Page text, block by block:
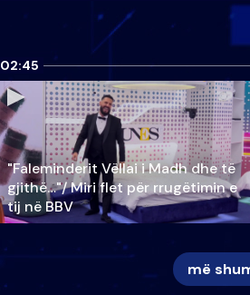
02:45
"Faleminderit Vëllai i Madh dhe të
gjithë…"/ Miri flet për rrugëtimin e
tij në BBV
më